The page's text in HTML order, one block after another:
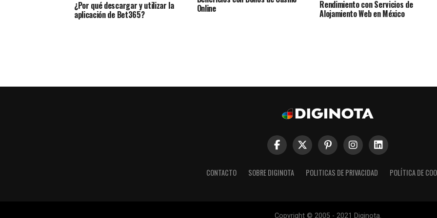
¿Por qué descargar y utilizar la
aplicación de Bet365?
Online Rendimiento con Servicios de
Alojamiento Web en México
CONTACTO SOBRE DIGINOTA POLITICAS DE PRIVACIDAD POLÍTICA DE
Copyright © 2005 - 2021 Diginota.